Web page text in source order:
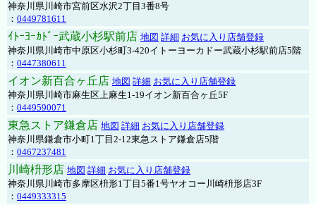
神奈川県川崎市宮前区水沢2丁目3番8号
： 0449781611
ｲﾄｰﾖｰｶﾄﾞｰ武蔵小杉駅前店 地図 詳細 お気に入り店舗登録
神奈川県川崎市中原区小杉町3-420イトーヨーカドー武蔵小杉駅前店5階
： 0447380611
イオン新百合ヶ丘店 地図 詳細 お気に入り店舗登録
神奈川県川崎市麻生区上麻生1-19イオン新百合ヶ丘5F
： 0449590071
東急ストア鎌倉店 地図 詳細 お気に入り店舗登録
神奈川県鎌倉市小町1丁目2-12東急ストア鎌倉店5階
： 0467237481
川崎枡形店 地図 詳細 お気に入り店舗登録
神奈川県川崎市多摩区枡形1丁目5番1号ヤオコー川崎枡形店3F
： 0449333315